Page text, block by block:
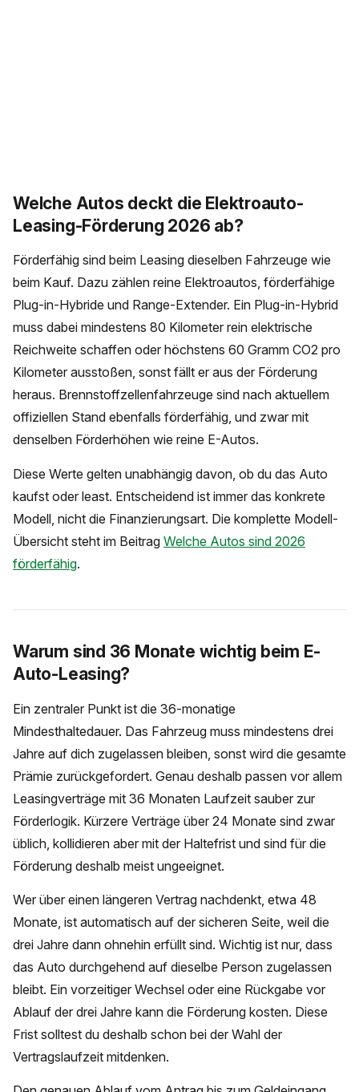
Welche Autos deckt die Elektroauto-
Leasing-Förderung 2026 ab?
Förderfähig sind beim Leasing dieselben Fahrzeuge wie
beim Kauf. Dazu zählen reine Elektroautos, förderfähige
Plug-in-Hybride und Range-Extender. Ein Plug-in-Hybrid
muss dabei mindestens 80 Kilometer rein elektrische
Reichweite schaffen oder höchstens 60 Gramm CO2 pro
Kilometer ausstoßen, sonst fällt er aus der Förderung
heraus. Brennstoffzellenfahrzeuge sind nach aktuellem
offiziellen Stand ebenfalls förderfähig, und zwar mit
denselben Förderhöhen wie reine E-Autos.
Diese Werte gelten unabhängig davon, ob du das Auto
kaufst oder least. Entscheidend ist immer das konkrete
Modell, nicht die Finanzierungsart. Die komplette Modell-
Übersicht steht im Beitrag Welche Autos sind 2026
förderfähig.
Warum sind 36 Monate wichtig beim E-
Auto-Leasing?
Ein zentraler Punkt ist die 36-monatige
Mindesthaltedauer. Das Fahrzeug muss mindestens drei
Jahre auf dich zugelassen bleiben, sonst wird die gesamte
Prämie zurückgefordert. Genau deshalb passen vor allem
Leasingverträge mit 36 Monaten Laufzeit sauber zur
Förderlogik. Kürzere Verträge über 24 Monate sind zwar
üblich, kollidieren aber mit der Haltefrist und sind für die
Förderung deshalb meist ungeeignet.
Wer über einen längeren Vertrag nachdenkt, etwa 48
Monate, ist automatisch auf der sicheren Seite, weil die
drei Jahre dann ohnehin erfüllt sind. Wichtig ist nur, dass
das Auto durchgehend auf dieselbe Person zugelassen
bleibt. Ein vorzeitiger Wechsel oder eine Rückgabe vor
Ablauf der drei Jahre kann die Förderung kosten. Diese
Frist solltest du deshalb schon bei der Wahl der
Vertragslaufzeit mitdenken.